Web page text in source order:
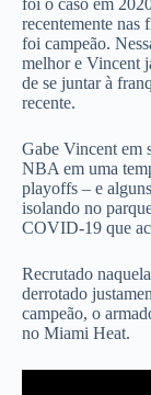
foi o caso em
recentemente nas
foi campeão.
melhor e Vincent
de se juntar à
recente.
Gabe Vincent em
NBA em uma
playoffs – e
isolando no
COVID-19 que
Recrutado
derrotado
campeão, o
no Miami Heat.